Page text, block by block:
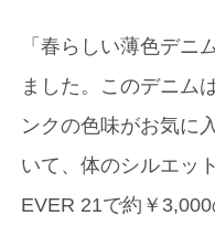
「春らしい薄色デ
ました。このデニム
ンクの色味がお気に
いて、体のシルエッ
EVER 21で約￥